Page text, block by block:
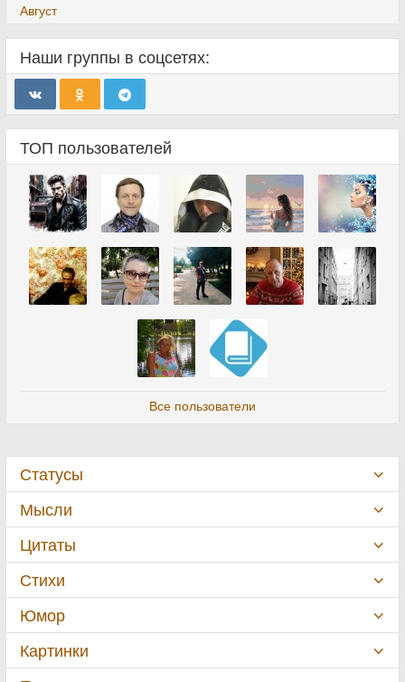
Август
Наши группы в соцсетях:
ТОП пользователей
Все пользователи
Статусы
Мысли
Цитаты
Стихи
Юмор
Картинки